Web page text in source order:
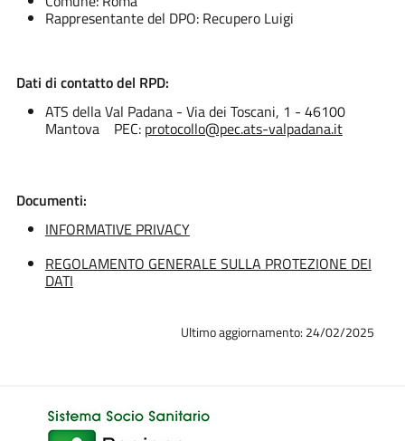
Rappresentante del DPO: Recupero Luigi
Dati di contatto del RPD:
ATS della Val Padana - Via dei Toscani, 1 - 46100
Mantova PEC: protocollo@pec.ats-valpadana.it
Documenti:
INFORMATIVE PRIVACY
REGOLAMENTO GENERALE SULLA PROTEZIONE DEI
DATI
Ultimo aggiornamento: 24/02/2025